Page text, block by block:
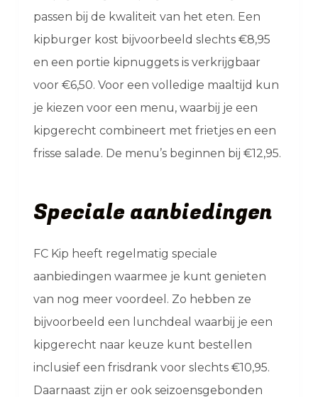
passen bij de kwaliteit van het eten. Een
kipburger kost bijvoorbeeld slechts €8,95
en een portie kipnuggets is verkrijgbaar
voor €6,50. Voor een volledige maaltijd kun
je kiezen voor een menu, waarbij je een
kipgerecht combineert met frietjes en een
frisse salade. De menu’s beginnen bij €12,95.
Speciale aanbiedingen
FC Kip heeft regelmatig speciale
aanbiedingen waarmee je kunt genieten
van nog meer voordeel. Zo hebben ze
bijvoorbeeld een lunchdeal waarbij je een
kipgerecht naar keuze kunt bestellen
inclusief een frisdrank voor slechts €10,95.
Daarnaast zijn er ook seizoensgebonden